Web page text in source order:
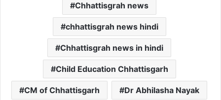
Chhattisgrah news
chhattisgrah news hindi
Chhattisgrah news in hindi
Child Education Chhattisgarh
CM of Chhattisgarh Dr Abhilasha Nayak